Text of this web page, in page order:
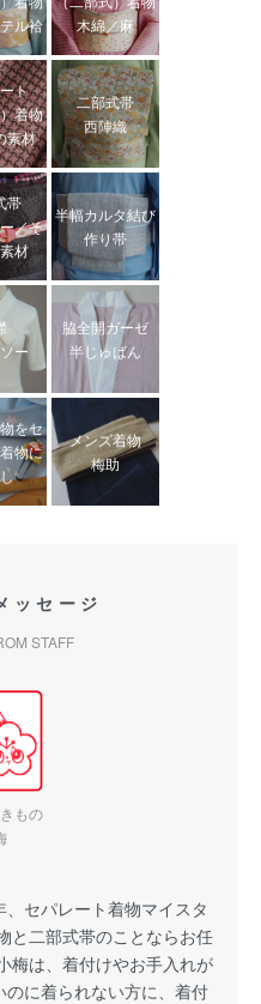
ル袷
木綿／麻
ト
着物
素材
二部式帯
西陣織
帯
／そ
材
半幅カルタ結び
作り帯
ー
脇全開ガーゼ
半じゅばん
をセ
物に
メンズ着物
梅助
ッセージ
STAFF
もの
セパレート着物マイスタ
と二部式帯のことならお任
梅は、着付けやお手入れが
に着られない方に、着付